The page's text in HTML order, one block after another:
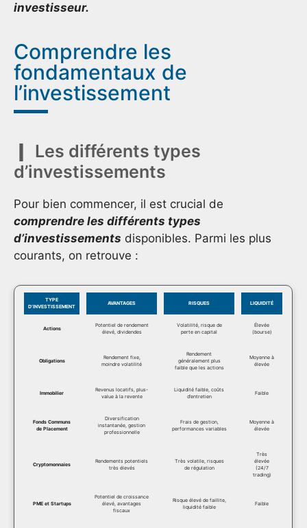
investisseur.
Comprendre les
fondamentaux de
l’investissement
Les différents types
d’investissements
Pour bien commencer, il est crucial de
comprendre les différents types
d’investissements disponibles. Parmi les plus
courants, on retrouve :
TYPE
D’INVESTISSEMENT
AVANTAGES RISQUES LIQUIDITÉ
Actions
Potentiel de rendement
élevé, dividendes
Volatilité, risque de
perte en capital
Élevée
(bourse)
Obligations
Rendement fixe,
moindre volatilité
Rendement
généralement plus
faible que les actions
Moyenne à
élevée
Immobilier
Revenus locatifs, plus-
value à la revente
Liquidité faible, coûts
d’entretien
Faible
Fonds Communs
de Placement
Diversification
instantanée, gestion
professionnelle
Frais de gestion,
performances variables
Moyenne à
élevée
Cryptomonnaies
Rendements potentiels
très élevés
Très volatile, risques
de régulation
Très
élevée
(24/7
trading)
PME et Startups
Potentiel de croissance
élevé, avantages
fiscaux
Risque élevé de faillite,
liquidité faible
Faible